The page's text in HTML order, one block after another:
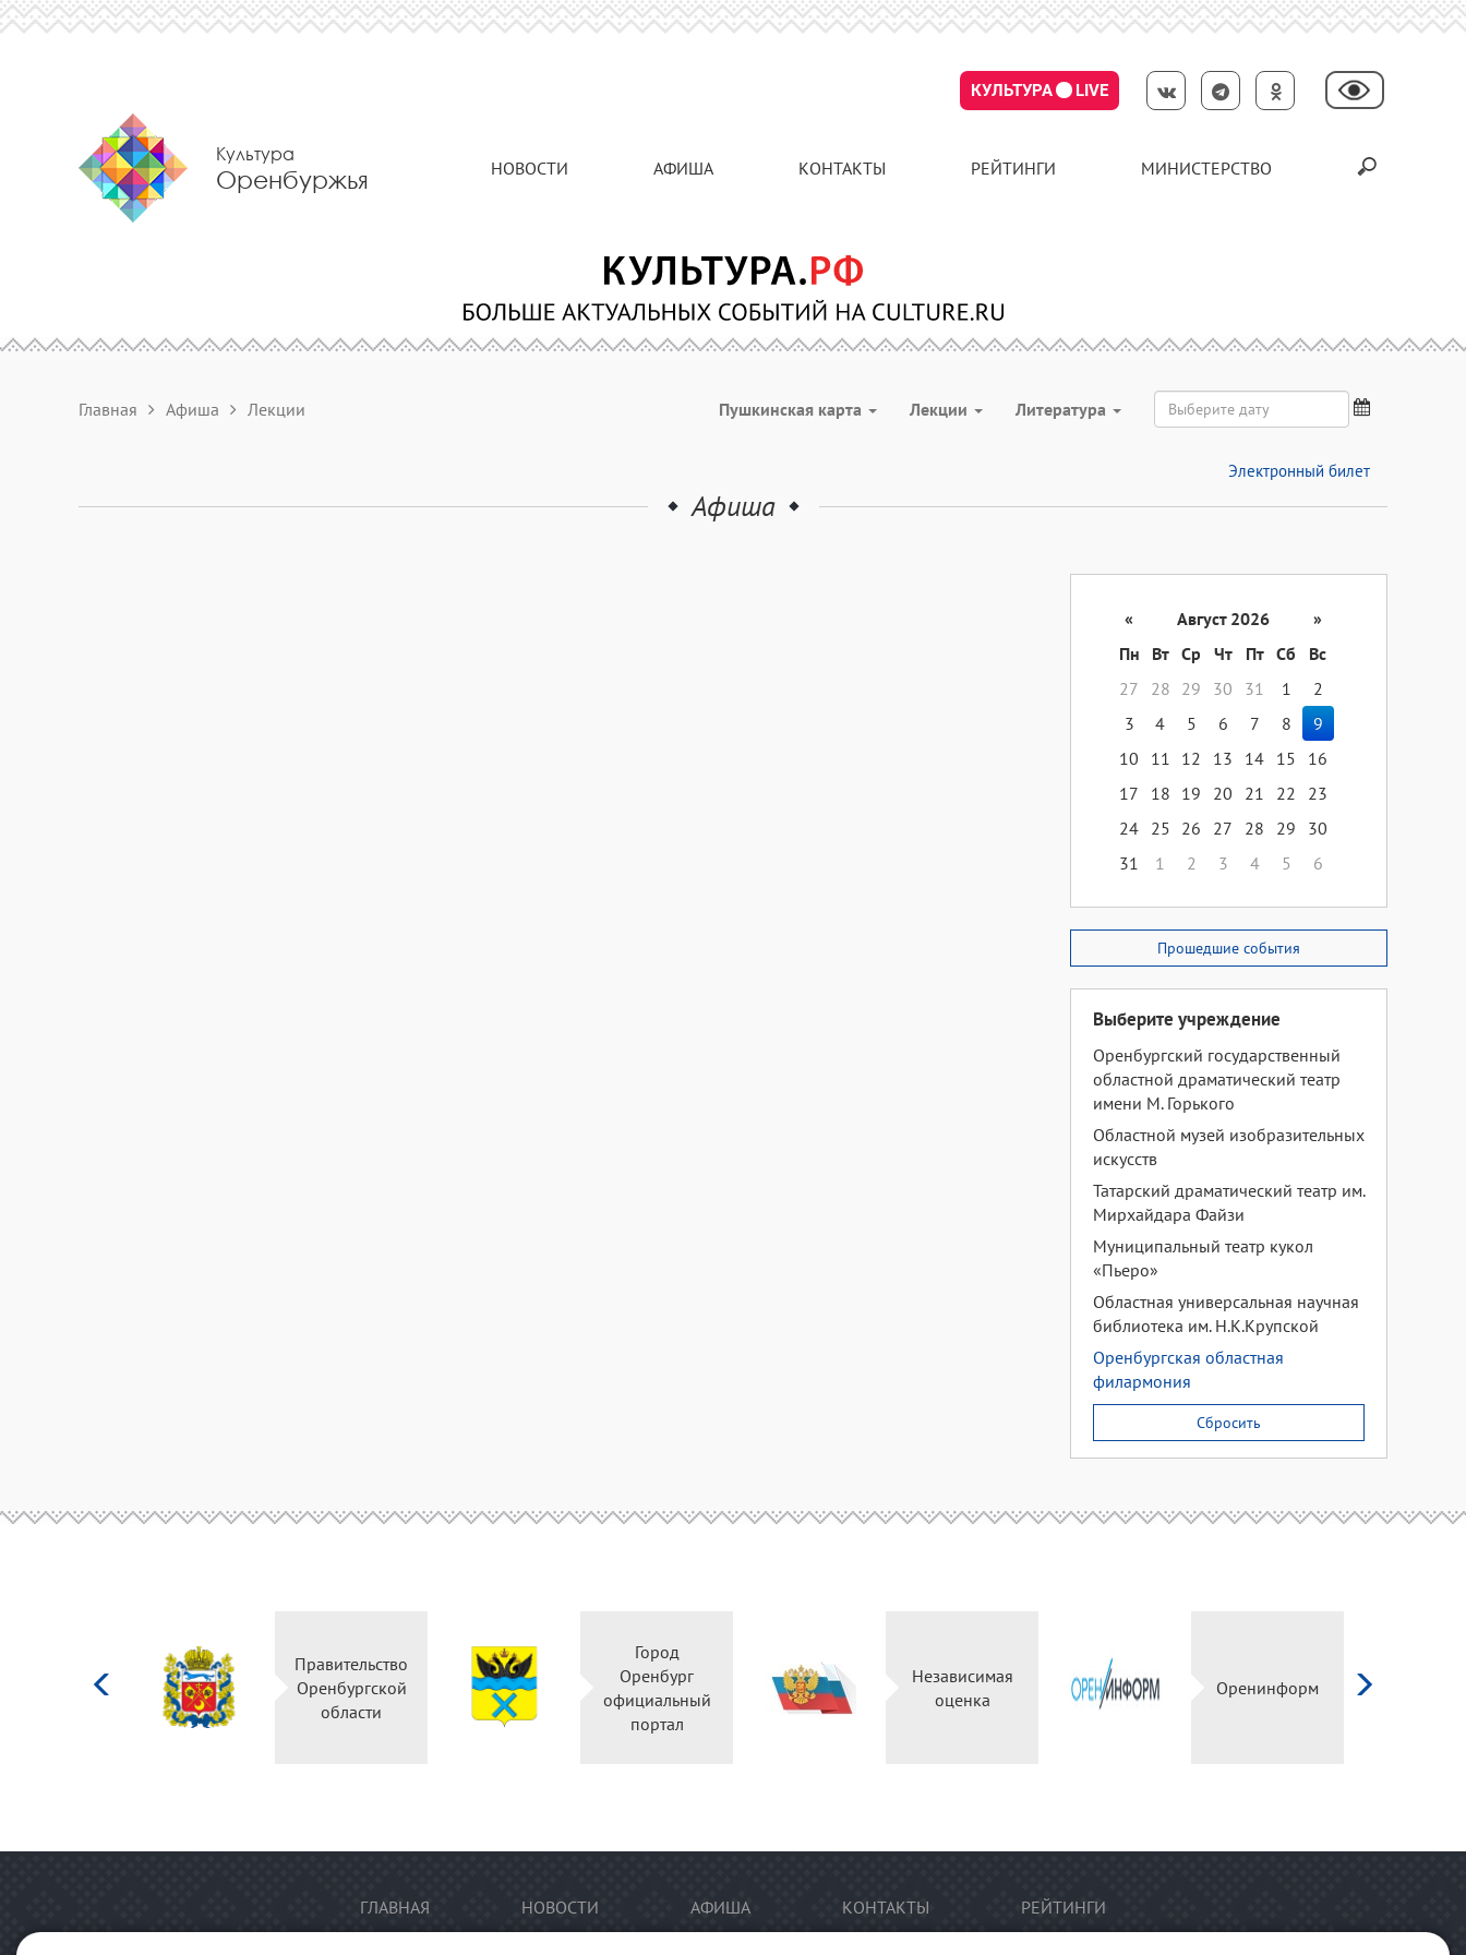
КУЛЬТУРА LIVE
Культура
Оренбуржья НОВОСТИ АФИША КОНТАКТЫ РЕЙТИНГИ МИНИСТЕРСТВО
Главная Афиша Лекции Пушкинская карта Лекции Литература
Электронный билет
Афиша
« Август 2026
»
Пн
Вт Ср Чт Пт Сб
Вс
27
28 29 30 31 1
2
3
4 5 6 7 8
9
10
11 12 13 14 15
16
17
18 19 20 21 22
23
24 25 26 27 28 29
30
31
1 2 3 4 5 6
Прошедшие события
Выберите учреждение
Оренбургский государственный
областной драматический театр
имени М. Горького
Областной музей изобразительных
искусств
Татарский драматический театр им.
Мирхайдара Файзи
Муниципальный театр кукол
«Пьеро»
Областная универсальная научная
библиотека им. Н.К.Крупской
Оренбургская областная
филармония
Сбросить
Правительство
Оренбургской
области
Город
Оренбург
официальный
портал
Независимая
оценка
Оренинформ
ГЛАВНАЯ НОВОСТИ АФИША КОНТАКТЫ РЕЙТИНГИ